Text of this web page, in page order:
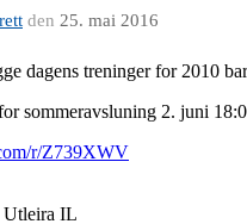
den 25. mai 2016
dagens treninger for 2010
sommeravsluning 2. juni
r/Z739XWV
Utleira IL